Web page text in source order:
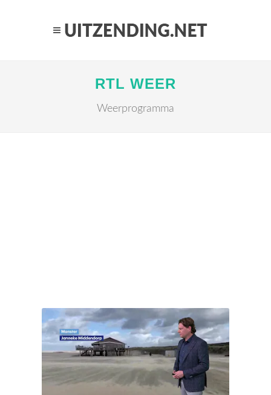
RTL WEER
Weerprogramma